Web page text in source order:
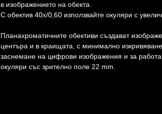
в изображението на обекта.
С обектив 40x/0,60 използвайте окуляри с
Планахроматичните обективи създават
центъра и в краищата, с минимално
заснемане на цифрови изображения и за
окуляри със зрително поле 22 mm.